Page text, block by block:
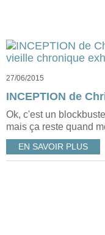
27/06/2015
Ok, c'est un
mais ça reste quand
EN SAVOIR PLUS